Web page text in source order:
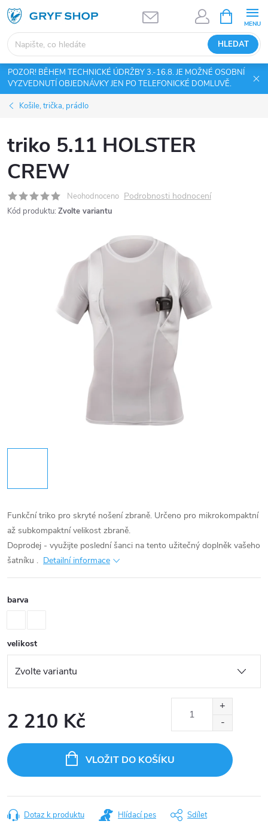
Přejít
na
obsah
HLEDAT
NÁKUPNÍ
KOŠÍK
POZOR! BĚHEM TECHNICKÉ ÚDRŽBY 3.-16.8. JE MOŽNÉ OSOBNÍ
VYZVEDNUTÍ OBJEDNÁVKY JEN PO TELEFONICKÉ DOMLUVĚ.
Košile, trička, prádlo
triko 5.11 HOLSTER
CREW
Neohodnoceno Podrobnosti hodnocení
Kód produktu: Zvolte variantu
Funkční triko pro skryté nošení zbraně. Určeno pro mikrokompaktní
až subkompaktní velikost zbraně.
Doprodej - využijte poslední šanci na tento užitečný doplněk vašeho
šatníku . Detailní informace
barva
velikost
2 210 Kč
cena:
VLOŽIT DO KOŠÍKU
Dotaz k produktu Hlídací pes Sdílet